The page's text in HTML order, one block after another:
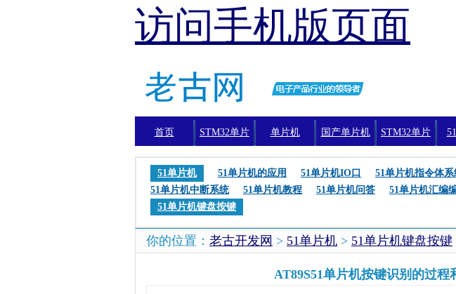
访问手机版页面
首页 STM32单片 单片机 国产单片机 STM32单片
51单片机 51单片机的应用 51单片机IO口 51单片机指令体
51单片机中断系统
51单片机教程 51单片机问答
51单片机汇编
51单片机键盘按键
你的位置： 老古开发网 > 51单片机 > 51单片机键盘按键
AT89S51单片机按键识别的过程